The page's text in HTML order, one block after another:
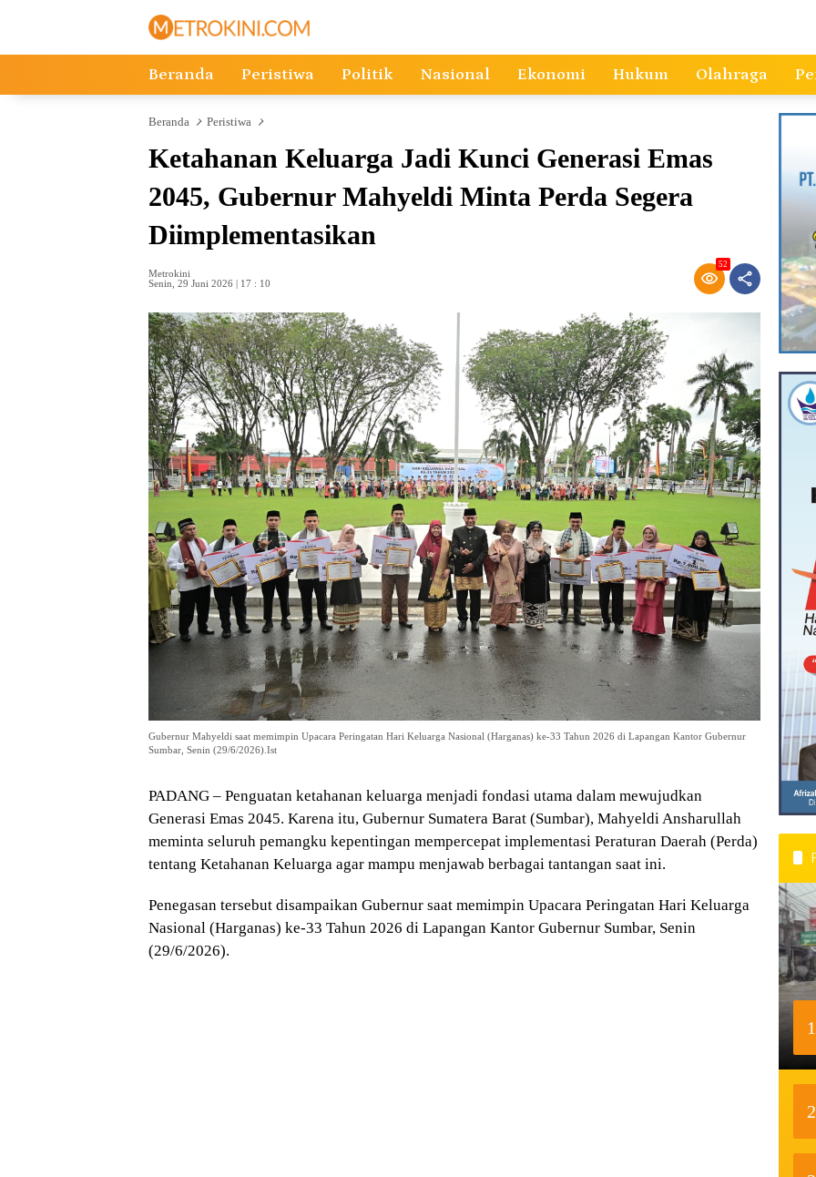
Beranda Peristiwa Politik Nasional Ekonomi Hukum Olahraga
Beranda Peristiwa
Ketahanan Keluarga Jadi Kunci Generasi Emas
2045, Gubernur Mahyeldi Minta Perda Segera
Diimplementasikan
Metrokini
Senin, 29 Juni 2026 | 17 : 10
52
Gubernur Mahyeldi saat memimpin Upacara Peringatan Hari Keluarga Nasional (Harganas) ke-33 Tahun 2026 di Lapangan Kantor Gubernur
Sumbar, Senin (29/6/2026).Ist
PADANG – Penguatan ketahanan keluarga menjadi fondasi utama dalam mewujudkan
Generasi Emas 2045. Karena itu, Gubernur Sumatera Barat (Sumbar), Mahyeldi Ansharullah
meminta seluruh pemangku kepentingan mempercepat implementasi Peraturan Daerah (Perda)
tentang Ketahanan Keluarga agar mampu menjawab berbagai tantangan saat ini.
Penegasan tersebut disampaikan Gubernur saat memimpin Upacara Peringatan Hari Keluarga
Nasional (Harganas) ke-33 Tahun 2026 di Lapangan Kantor Gubernur Sumbar, Senin
(29/6/2026).
1
2